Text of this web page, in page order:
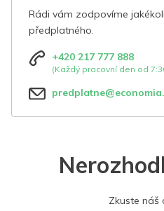
Rádi vám zodpovíme
předplatného.
+420 217 777 888
(Každý pracovní den od
Zkuste náš